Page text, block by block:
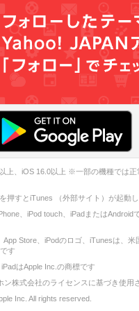
上、iOS 16.0以上 ※一部の機種では正
押すとiTunes （外部サイト）が起動
、iPod touch、iPadまたはAndroid
App Store、iPodのロゴ、iTunesは、米
す
はApple Inc.の商標です
ン株式会社のライセンスに基づき使用
Inc. All rights reserved.